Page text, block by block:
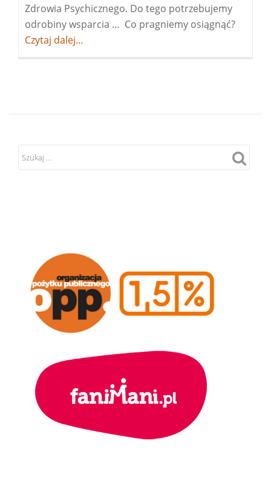
Zdrowia Psychicznego. Do tego potrzebujemy
odrobiny wsparcia … Co pragniemy osiągnąć?
głos
Czytaj dalej…